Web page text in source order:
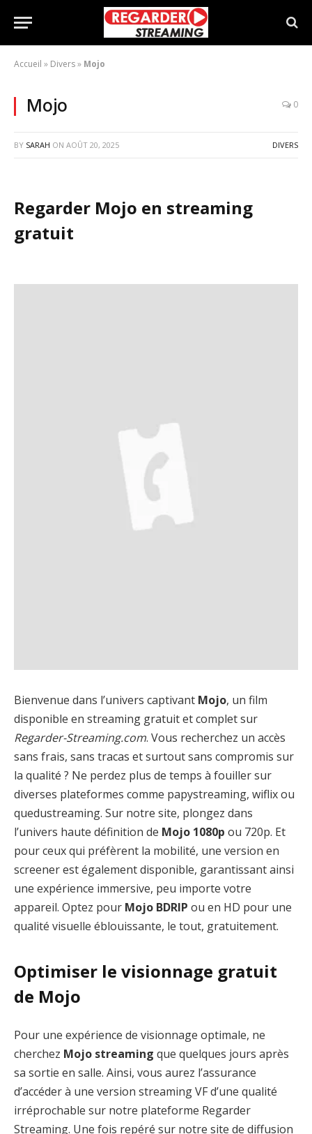
Accueil » Divers» Mojo
Mojo 0
BY SARAH ON AOÛT 20, 2025 DIVERS
Regarder Mojo en streaming
gratuit
Bienvenue dans l’univers captivant Mojo, un film
disponible en streaming gratuit et complet sur
Regarder-Streaming.com. Vous recherchez un accès
sans frais, sans tracas et surtout sans compromis sur
la qualité ? Ne perdez plus de temps à fouiller sur
diverses plateformes comme papystreaming, wiflix ou
quedustreaming. Sur notre site, plongez dans
l’univers haute définition de Mojo 1080p ou 720p. Et
pour ceux qui préfèrent la mobilité, une version en
screener est également disponible, garantissant ainsi
une expérience immersive, peu importe votre
appareil. Optez pour Mojo BDRIP ou en HD pour une
qualité visuelle éblouissante, le tout, gratuitement.
Optimiser le visionnage gratuit
de Mojo
Pour une expérience de visionnage optimale, ne
cherchez Mojo streaming que quelques jours après
sa sortie en salle. Ainsi, vous aurez l’assurance
d’accéder à une version streaming VF d’une qualité
irréprochable sur notre plateforme Regarder
Streaming. Une fois repéré sur notre site de diffusion